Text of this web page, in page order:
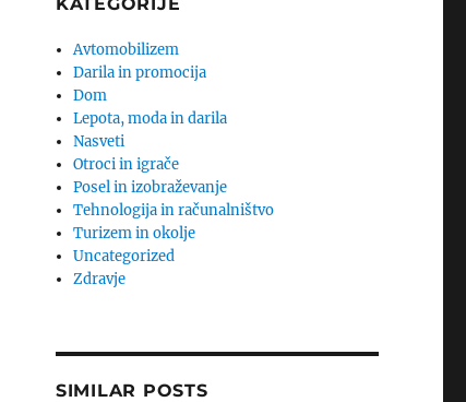
Avtomobilizem
Darila in promocija
Dom
Lepota, moda in darila
Nasveti
Otroci in igrače
Posel in izobraževanje
Tehnologija in računalništvo
Turizem in okolje
Uncategorized
Zdravje
SIMILAR POSTS